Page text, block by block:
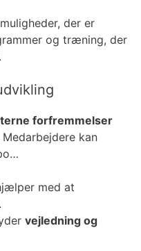
der er
og træning, der
forfremmelser
kan
med at
vejledning og